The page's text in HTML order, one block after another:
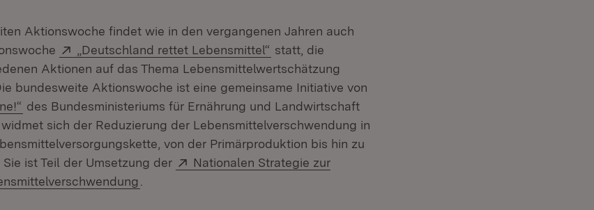
Aktionswoche findet wie in den vergangenen Jahren auch
Extern:
„Deutschland rettet Lebensmittel“ (Öffnet in neuem Fenster)
statt, die
Aktionen auf das Thema Lebensmittelwertschätzung
bundesweite Aktionswoche ist eine gemeinsame Initiative von
(Öffnet in neuem Fenster)
des Bundesministeriums für Ernährung und Landwirtschaft
sich der Reduzierung der Lebensmittelverschwendung in
von der Primärproduktion bis hin zu
ist Teil der Umsetzung der
Extern:
Nationalen Strategie zur